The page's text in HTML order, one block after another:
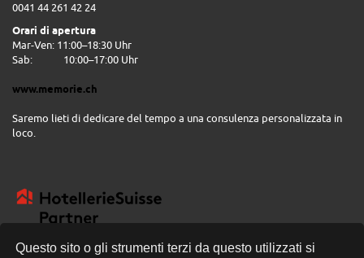
Questo sito o gli strumenti terzi da questo utilizzati si
0041 44 261 42 24
Orari di apertura
Mar-Ven: 11:00–18:30 Uhr
Sab:
10:00–17:00 Uhr
www.memorie.ch
Saremo lieti di dedicare del tempo a una consulenza personalizzata in
loco.